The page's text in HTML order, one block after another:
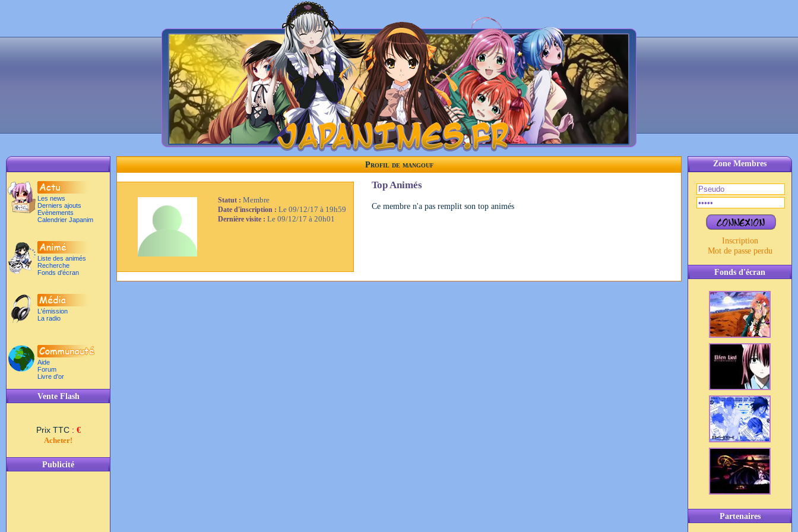
Les news
Derniers ajouts
Evènements
Calendrier Japanim
Liste des animés
Recherche
Fonds d'écran
L'émission
La radio
Aide
Forum
Livre d'or
Vente Flash
Prix TTC : €
Acheter!
Publicité
Zone Membres
Inscription
Mot de passe perdu
Fonds d'écran
Partenaires
Profil de mangouf
Statut : Membre
Date d'inscription : Le 09/12/17 à 19h59
Dernière visite : Le 09/12/17 à 20h01
Top Animés
Ce membre n'a pas remplit son top animés